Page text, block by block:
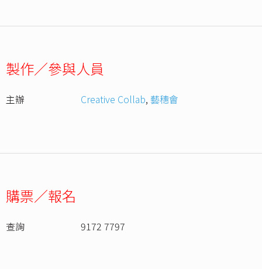
製作／參與人員
主辦 Creative Collab, 藝穗會
購票／報名
查詢 9172 7797